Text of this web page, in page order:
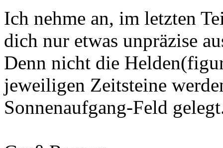
Ich nehme an, im letzten
dich nur etwas unpräzise
Denn nicht die
jeweiligen Zeitsteine
Sonnenaufgang-Feld